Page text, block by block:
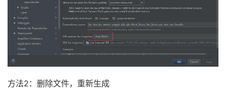
方法2：删除文件，重新生成